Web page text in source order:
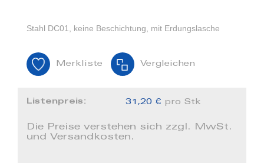
Stahl DC01, keine Beschichtung, mit Erdungslasche
Merkliste Vergleichen
Listenpreis: 31,20 € pro Stk
Die Preise verstehen sich zzgl. MwSt.
und Versandkosten.